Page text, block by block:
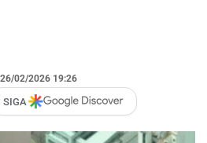
26/02/2026 19:26
SIGA